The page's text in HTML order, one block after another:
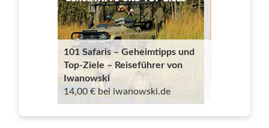
101 Safaris – Geheimtipps und
Top-Ziele – Reiseführer von
Iwanowski
14,00 € bei iwanowski.de